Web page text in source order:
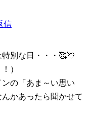
信
別な日・・・🥰💘
）
の「あま～い思い
かあったら聞かせて